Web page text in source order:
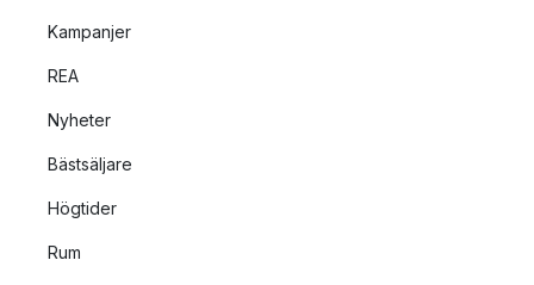
Kampanjer
REA
Nyheter
Bästsäljare
Högtider
Rum